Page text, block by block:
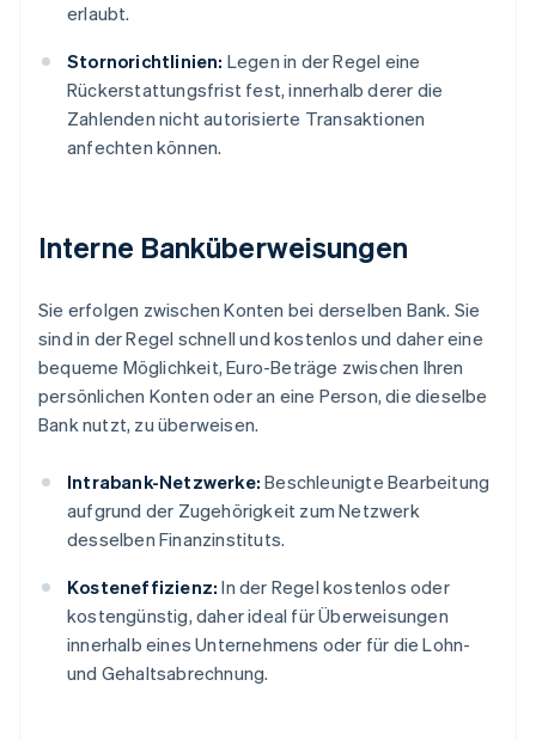
erlaubt.
Stornorichtlinien: Legen in der Regel eine
Rückerstattungsfrist fest, innerhalb derer die
Zahlenden nicht autorisierte Transaktionen
anfechten können.
Interne Banküberweisungen
Sie erfolgen zwischen Konten bei derselben Bank. Sie
sind in der Regel schnell und kostenlos und daher eine
bequeme Möglichkeit, Euro-Beträge zwischen Ihren
persönlichen Konten oder an eine Person, die dieselbe
Bank nutzt, zu überweisen.
Intrabank-Netzwerke: Beschleunigte Bearbeitung
aufgrund der Zugehörigkeit zum Netzwerk
desselben Finanzinstituts.
Kosteneffizienz: In der Regel kostenlos oder
kostengünstig, daher ideal für Überweisungen
innerhalb eines Unternehmens oder für die Lohn-
und Gehaltsabrechnung.